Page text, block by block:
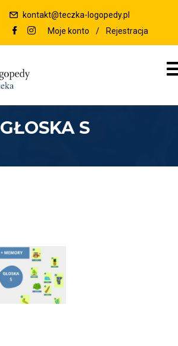
kontakt@teczka-logopedy.pl
Moje konto
/ Rejestracja
GŁOSKA S